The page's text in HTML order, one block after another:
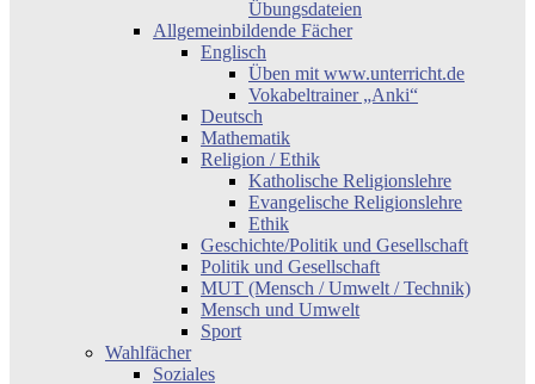
Übungsdateien
Allgemeinbildende Fächer
Englisch
Üben mit www.unterricht.de
Vokabeltrainer „Anki“
Deutsch
Mathematik
Religion / Ethik
Katholische Religionslehre
Evangelische Religionslehre
Ethik
Geschichte/Politik und Gesellschaft
Politik und Gesellschaft
MUT (Mensch / Umwelt / Technik)
Mensch und Umwelt
Sport
Wahlfächer
Soziales